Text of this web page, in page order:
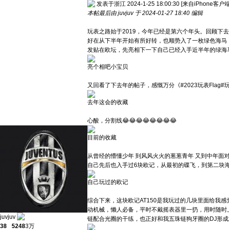
juvjuv
38
52483万
发表于浙江 2024-1-25 18:00:30 [来自iPhone客户
本帖最后由 juvjuv 于 2024-01-27 18:40 编辑
玩表之路始于2019，今年已经是第六个年头。回顾下
好在从下半年开始有所好转，也顺势入了一枚绿色海
发贴在欧坛，先亮相下一下自己已经入手近半年的绿海
亮个相吧小宝贝
又回看了下去年的帖子，感慨万分《#2023玩表Flag#
去年这会的收藏
心酸，分割线😂😂😂😂😂😂😂😂
目前的收藏
从曾经的懵懂少年 到风风火火的葱葱青年 又到中年
自己先后也入手过6块欧记，从最初的碟飞，到第二块
自己玩过的欧记
综合下来，这块欧记AT150是我玩过的几块里面给我
动机械，懒人必备，平时不戴摇表器里一扔，用时随
链配合光圈的干练，也正好和我五珠链狗牙圈的DJ形